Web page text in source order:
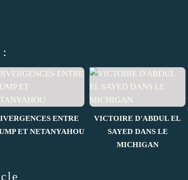
ENTRE
ET NETANYAHOU
VICTOIRE D'ABDUL EL
SAYED DANS LE
MICHIGAN